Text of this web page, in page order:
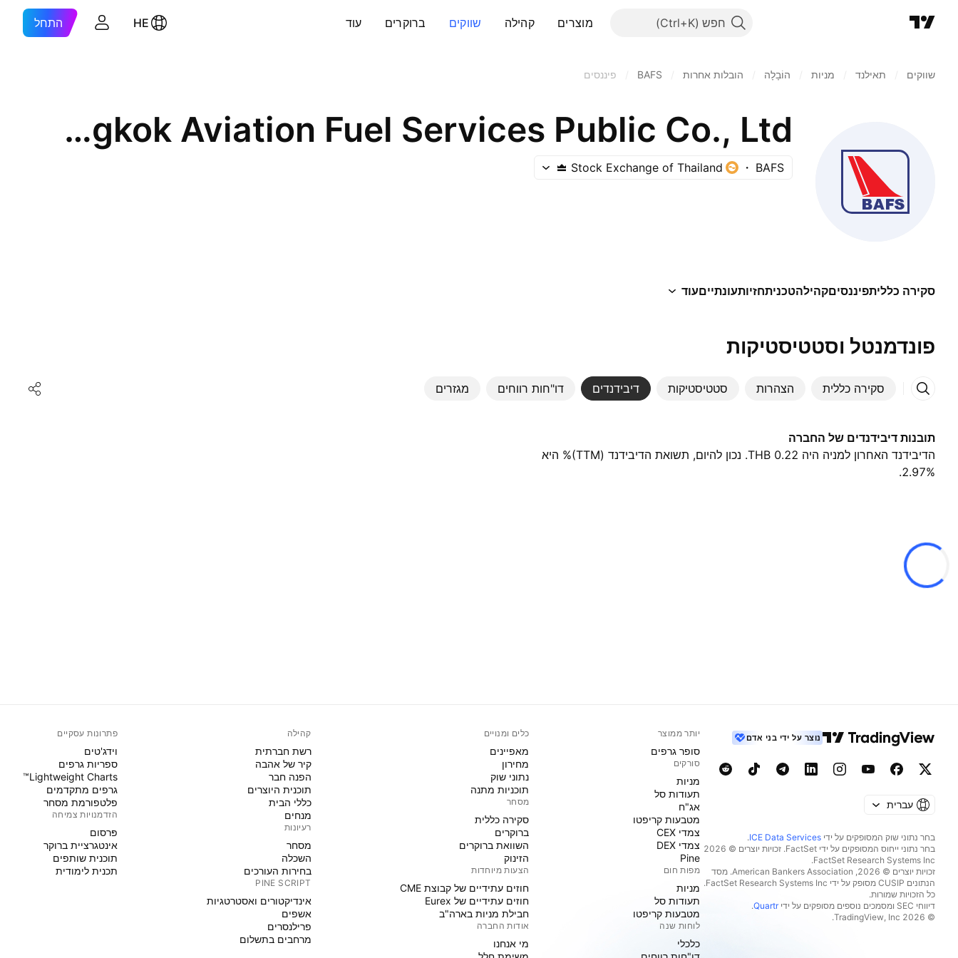
חפש מוצרים קהילה שווקים ברוקרים עוד HE התחל
שווקים תאילנד מניות‏ הוֹבָלָה הובלות אחרות BAFS פיננסים
Bangkok Aviation Fuel Services Public Co., Ltd.
BAFS
Stock Exchange of Thailand
סקירה כלליתפיננסיםקהילהטכניתחזיותעונתייםעוד
פונדמנטל וסטטיסטיקות
סקירה כללית הצהרות סטטיסטיקות דיבידנדים דו"חות רווחים מגזרים
תובנות דיבידנדים של החברה
הדיבידנד האחרון למניה היה 0.22 THB. נכון להיום, תשואת הדיבידנד (TTM)% היא
2.97%.
נוצר על ידי בני אדם
עברית
בחר נתוני שוק המסופקים על ידי ICE Data Services
.
בחר נתוני ייחוס המסופקים על ידי FactSet. זכויות יוצרים © 2026
זכויות יוצרים © 2026, ‏American Bankers Association. מסד
הנתונים CUSIP מסופק על ידי FactSet Research Systems Inc.
כל הזכויות שמורות.
דיווחי SEC ומסמכים נוספים מסופקים על ידי
Quartr
.
© 2026 ‏TradingView, Inc.‏
יותר ממוצר
סופר גרפים
סורקים
מניות‏
תעודות סל
אג"ח
מטבעות קריפטו
צמדי CEX
צמדי DEX
Pine
מפות חום
מניות‏
תעודות סל
מטבעות קריפטו
לוחות שנה
כלכלי
כלים ומנויים
מאפיינים
מחירון
נתוני שוק
תוכניות מתנה
מסחר
סקירה כללית
ברוקרים
השוואת ברוקרים
הזינוק
הצעות מיוחדות
חוזים עתידיים של קבוצת CME
חוזים עתידיים של Eurex
חבילת מניות בארה"ב
אודות החברה
מי אנחנו
קהילה
רשת חברתית
קיר של אהבה
הפנה חבר
תוכנית היוצרים
כללי הבית
מנחים
רעיונות
מסחר
השכלה
בחירות העורכים
PINE SCRIPT
אינדיקטורים ואסטרטגיות
אשפים
פרילנסרים
מרחבים בתשלום
פתרונות עסקיים
וידג'טים
ספריות גרפים
Lightweight Charts™
גרפים מתקדמים
פלטפורמת מסחר
הזדמנויות צמיחה
פּרסום
אינטגרציית ברוקר
תוכנית שותפים
תכנית לימודית